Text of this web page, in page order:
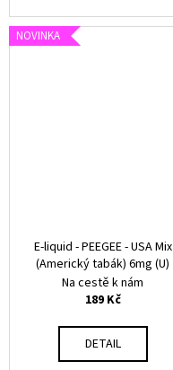
NOVINKA
E-liquid - PEEGEE - USA Mix
(Americký tabák) 6mg (U)
Na cestě k nám
189 Kč
DETAIL